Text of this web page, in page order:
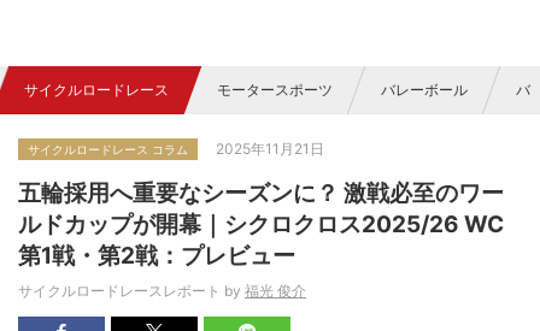
サイクルロードレース モータースポーツ バレーボール バ
サイクルロードレース コラム 2025年11月21日
五輪採用へ重要なシーズンに？ 激戦必至のワー
ルドカップが開幕｜シクロクロス2025/26 WC
第1戦・第2戦：プレビュー
サイクルロードレースレポート by 福光 俊介